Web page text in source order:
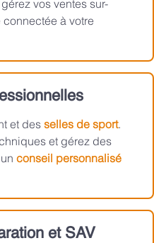
vos ventes sur-
à votre
et des selles de sport.
et gérez des
conseil personnalisé
et SAV